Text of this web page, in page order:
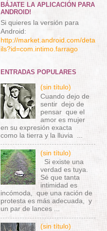
BÁJATE LA APLICACIÓN PARA
ANDROID!
Si quieres la versión para
Android:
http://market.android.com/deta
ils?id=com.intimo.farrago
ENTRADAS POPULARES
(sin título)
Cuando dejo de
sentir dejo de
pensar que el
amor es mujer
en su expresión exacta
como la tierra y la lluvia ...
(sin título)
Si existe una
verdad es tuya.
Sé que tanta
intimidad es
incómoda, que una ración de
protesta es más adecuada, y
un par de lances ...
(sin título)